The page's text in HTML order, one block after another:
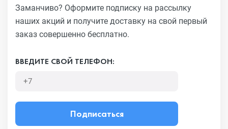
Заманчиво? Оформите подписку на рассылку
наших акций и получите доставку на свой первый
заказ совершенно бесплатно.
ВВЕДИТЕ СВОЙ ТЕЛЕФОН:
Подписаться